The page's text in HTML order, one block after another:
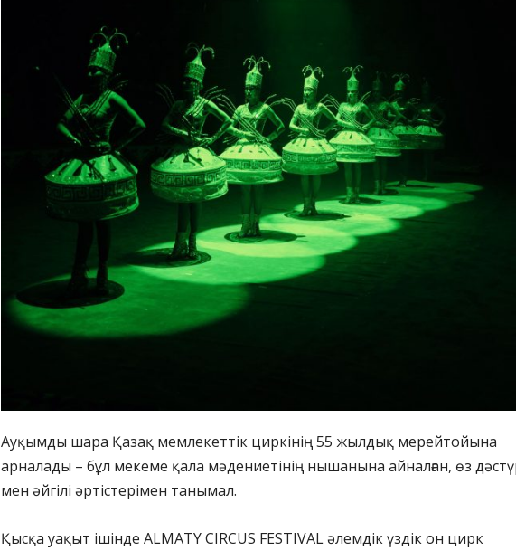
Ауқымды шара Қазақ мемлекеттік циркінің 55 жылдық мерейтойына
арналады – бұл мекеме қала мәдениетінің нышанына айналған, өз
мен әйгілі әртістерімен танымал.
Қысқа уақыт ішінде ALMATY CIRCUS FESTIVAL әлемдік үздік он цирк